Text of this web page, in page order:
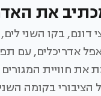
את
בקו השני
אדריכלים, עם
חוויית המגורים
בקומה